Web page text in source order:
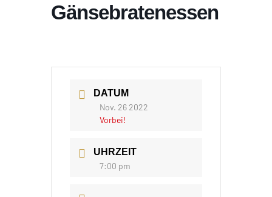
Gänsebratenessen
DATUM
Nov. 26 2022
Vorbei!
UHRZEIT
7:00 pm